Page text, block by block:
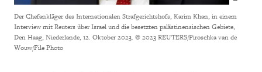
Der Chefankläger des Internationalen Strafgerichtshofs, Karim Khan, in einem
Interview mit Reuters über Israel und die besetzten palästinensischen Gebiete,
Den Haag, Niederlande, 12. Oktober 2023. © 2023 REUTERS/Piroschka van de
Wouw/File Photo